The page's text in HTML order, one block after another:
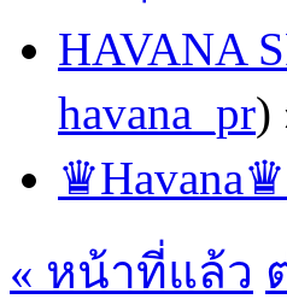
HAVANA
havana_pr)
« หน้าที่แล้ว